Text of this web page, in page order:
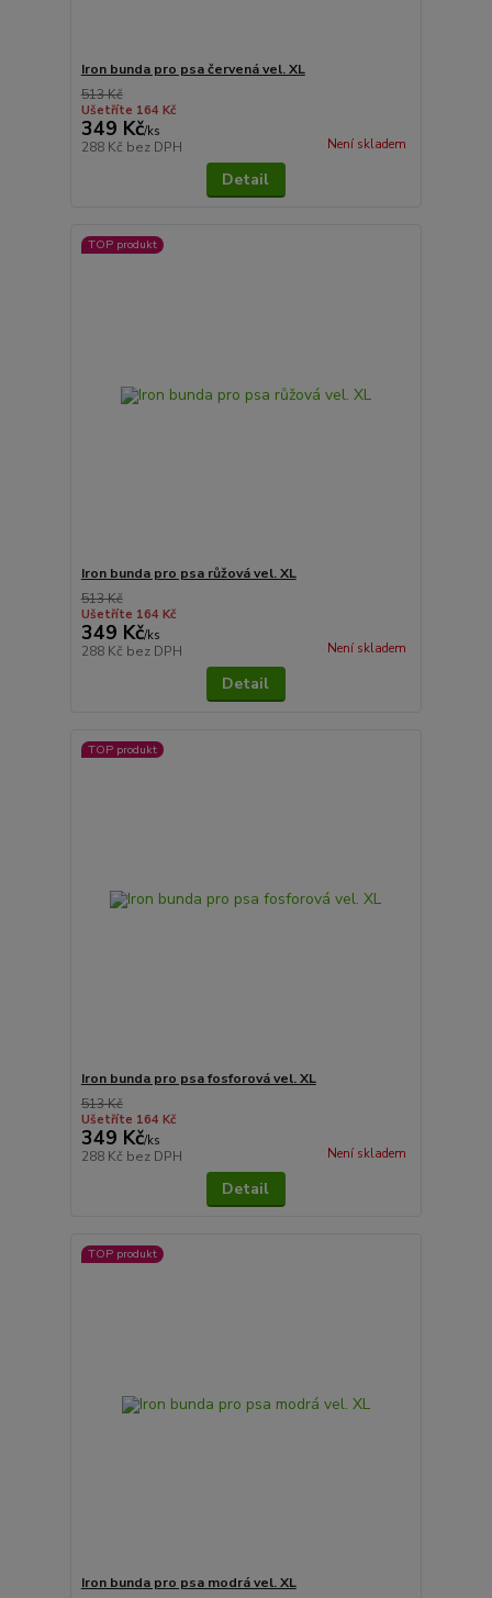
Iron bunda pro psa červená vel. XL
513 Kč
Ušetříte 164 Kč
349 Kč/ks
288 Kč bez DPH Není skladem
Detail
TOP produkt
Iron bunda pro psa růžová vel. XL
513 Kč
Ušetříte 164 Kč
349 Kč/ks
288 Kč bez DPH Není skladem
Detail
TOP produkt
Iron bunda pro psa fosforová vel. XL
513 Kč
Ušetříte 164 Kč
349 Kč/ks
288 Kč bez DPH Není skladem
Detail
TOP produkt
Iron bunda pro psa modrá vel. XL